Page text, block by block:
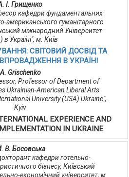
І. Грищенко
кафедри фундаментальних
американського гуманітарного
міжнародний Університет
Україні", м. Київ
СВІТОВИЙ ДОСВІД ТА
В УКРАЇНІ
A. Grischenko
Professor of Department of
Ukrainian-American Liberal Arts
University (USA) Ukraine",
Kyiv
EXPERIENCE AND
IN UKRAINE
В. Босовська
кафедри готельно-
бізнесу, Київський
економічний університет, м.